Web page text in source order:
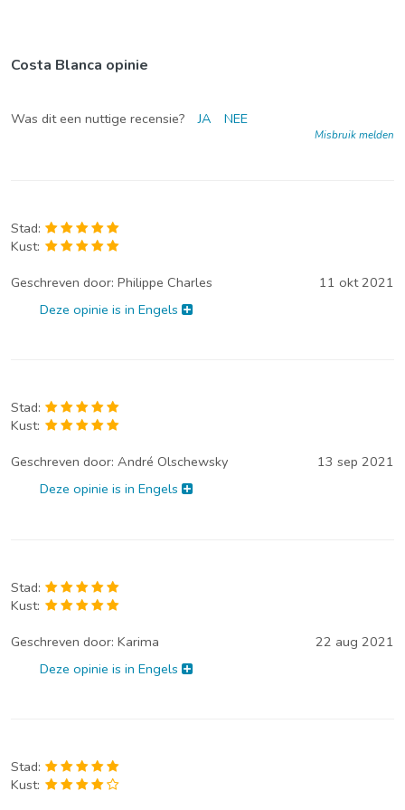
Costa Blanca opinie
Was dit een nuttige recensie? JA NEE
Misbruik melden
Stad:
Kust:
Geschreven door: Philippe Charles
11 okt 2021
Deze opinie is in Engels
Stad:
Kust:
Geschreven door: André Olschewsky
13 sep 2021
Deze opinie is in Engels
Stad:
Kust:
Geschreven door: Karima
22 aug 2021
Deze opinie is in Engels
Stad:
Kust: